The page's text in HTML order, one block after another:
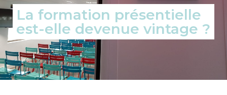
La formation présentielle
est-elle devenue vintage ?